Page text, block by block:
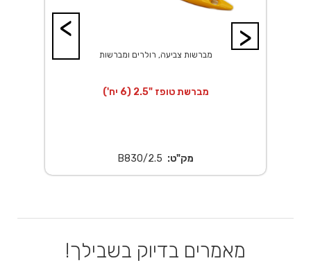
>
מברשות צביעה, רולרים ומברשות
מברשת טופז "2.5 (6 יח')
מק"ט: B830/2.5
<
מאמרים בדיוק בשבילך!